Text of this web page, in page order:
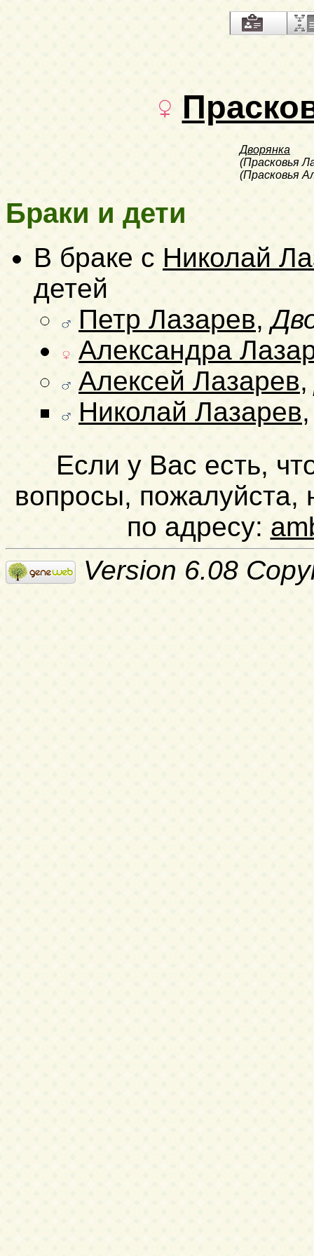
Дворянка
(Прасковья
(Прасковья
Браки и дети
В браке с Николай
детей
Петр Лазарев,
Александра
Алексей Лазарев
Николай Лазарев
Если у Вас есть,
вопросы, пожалуйста,
по адресу:
Version 6.08